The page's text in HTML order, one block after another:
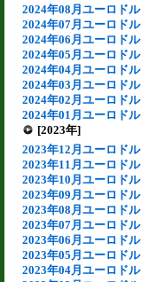
2024年08月ユーロドル
2024年07月ユーロドル
2024年06月ユーロドル
2024年05月ユーロドル
2024年04月ユーロドル
2024年03月ユーロドル
2024年02月ユーロドル
2024年01月ユーロドル
[2023年]
2023年12月ユーロドル
2023年11月ユーロドル
2023年10月ユーロドル
2023年09月ユーロドル
2023年08月ユーロドル
2023年07月ユーロドル
2023年06月ユーロドル
2023年05月ユーロドル
2023年04月ユーロドル